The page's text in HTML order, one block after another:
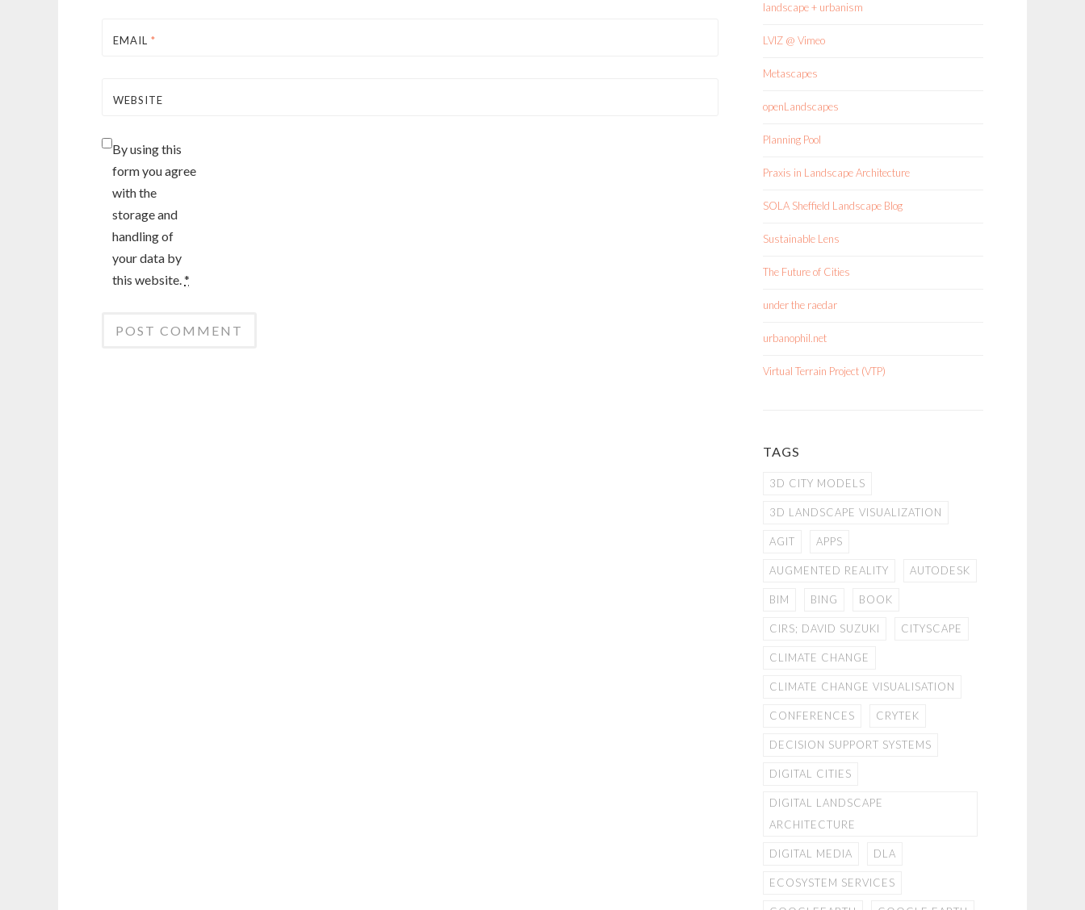
EMAIL *
WEBSITE
By using this
form you agree
with the
storage and
handling of
your data by
this website.*
landscape + urbanism
LVIZ @ Vimeo
Metascapes
openLandscapes
Planning Pool
Praxis in Landscape Architecture
SOLA Sheffield Landscape Blog
Sustainable Lens
The Future of Cities
under the raedar
urbanophil.net
Virtual Terrain Project (VTP)
TAGS
3D CITY MODELS
3D LANDSCAPE VISUALIZATION
AGIT APPS
AUGMENTED REALITY AUTODESK
BIM BING BOOK
CIRS; DAVID SUZUKI CITYSCAPE
CLIMATE CHANGE
CLIMATE CHANGE VISUALISATION
CONFERENCES CRYTEK
DECISION SUPPORT SYSTEMS
DIGITAL CITIES
DIGITAL LANDSCAPE
ARCHITECTURE
DIGITAL MEDIA DLA
ECOSYSTEM SERVICES